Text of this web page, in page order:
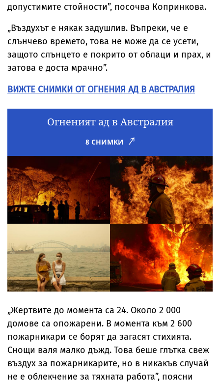
допустимите стойности”, посочва Копринкова.
„Въздухът е някак задушлив. Въпреки, че е
слънчево времето, това не може да се усети,
защото слънцето е покрито от облаци и прах, и
затова е доста мрачно”.
ВИЖТЕ СНИМКИ ОТ ОГНЕНИЯ АД В АВСТРАЛИЯ
Огненият ад в Австралия
8 СНИМКИ
„Жертвите до момента са 24. Около 2 000
домове са опожарени. В момента към 2 600
пожарникари се борят да загасят стихията.
Снощи валя малко дъжд. Това беше глътка свеж
въздух за пожарникарите, но в никакъв случай
не е облекчение за тяхната работа”, поясни